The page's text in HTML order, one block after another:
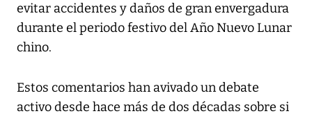
evitar accidentes y daños de gran envergadura
durante el periodo festivo del Año Nuevo Lunar
chino.
Estos comentarios han avivado un debate
activo desde hace más de dos décadas sobre si